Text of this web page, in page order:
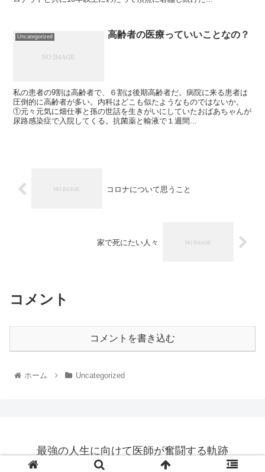
Uncategorized 高齢者の医療っていいことなの？
私の患者の9割は高齢者で、６割は後期高齢者だ。病院に来る患者は
圧倒的に高齢者が多い。内科はどこも似たようなものではないか。
①元々元気に畑仕事と孫の世話を生きがいにしていたおばあちゃんが
尿路感染症で入院してくる。抗菌薬と輸液で１週間...
コロナについて思うこと
家で死にたい人々
コメント
コメントを書き込む
ホーム Uncategorized
最強の人生に向けて医師が奮闘する軌跡
© 2023 最強の人生に向けて医師が奮闘する軌跡.